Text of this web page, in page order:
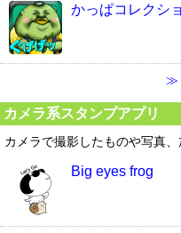
かっぱコレクシ
≫
カメラ系スタンプアプリ
カメラで撮影したものや写真、
Big eyes frog